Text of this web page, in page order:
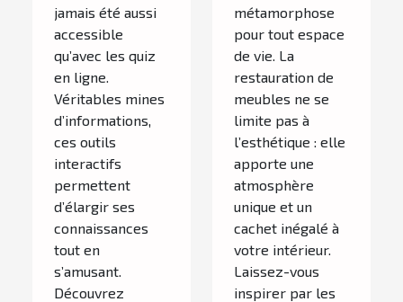
jamais été aussi
accessible
qu’avec les quiz
en ligne.
Véritables mines
d’informations,
ces outils
interactifs
permettent
d’élargir ses
connaissances
tout en
s’amusant.
Découvrez
métamorphose
pour tout espace
de vie. La
restauration de
meubles ne se
limite pas à
l’esthétique : elle
apporte une
atmosphère
unique et un
cachet inégalé à
votre intérieur.
Laissez-vous
inspirer par les